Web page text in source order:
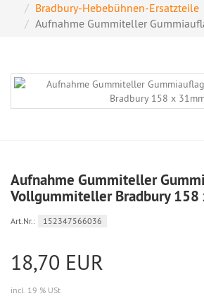
Bradbury-Hebebühnen-Ersatzteile
Aufnahme Gummiteller
Aufnahme Gummiteller
Vollgummiteller Bradbury 158
Art.Nr.: 152347566036
18,70 EUR
incl. 19 % USt